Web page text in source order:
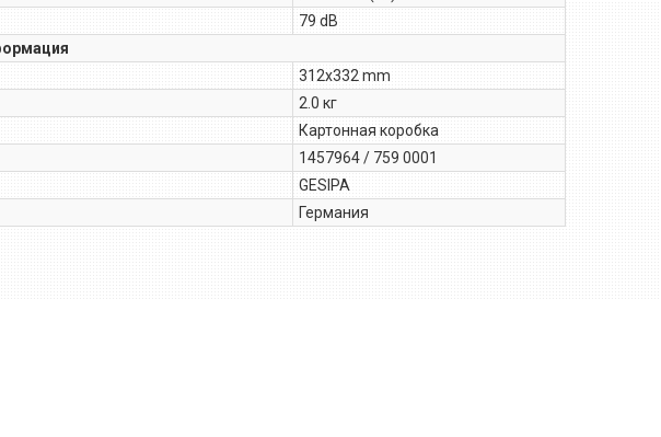
79 dB
312x332 mm
2.0 кг
Картонная коробка
1457964 / 759 0001
GESIPA
Германия